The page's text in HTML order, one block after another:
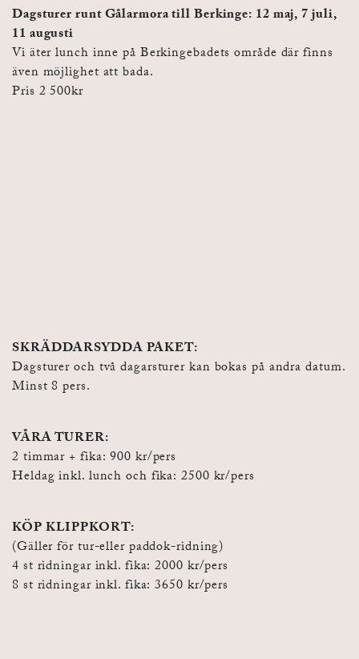
Dagsturer runt Gålarmora till Berkinge: 12 maj, 7 juli,
11 augusti
Vi äter lunch inne på Berkingebadets område där finns
även möjlighet att bada.
Pris 2 500kr
SKRÄDDARSYDDA PAKET:
Dagsturer och två dagarsturer kan bokas på andra datum.
Minst 8 pers.
VÅRA TURER:
2 timmar + fika: 900 kr/pers
Heldag inkl. lunch och fika: 2500 kr/pers
KÖP KLIPPKORT:
(Gäller för tur-eller paddok-ridning)
4 st ridningar inkl. fika: 2000 kr/pers
8 st ridningar inkl. fika: 3650 kr/pers